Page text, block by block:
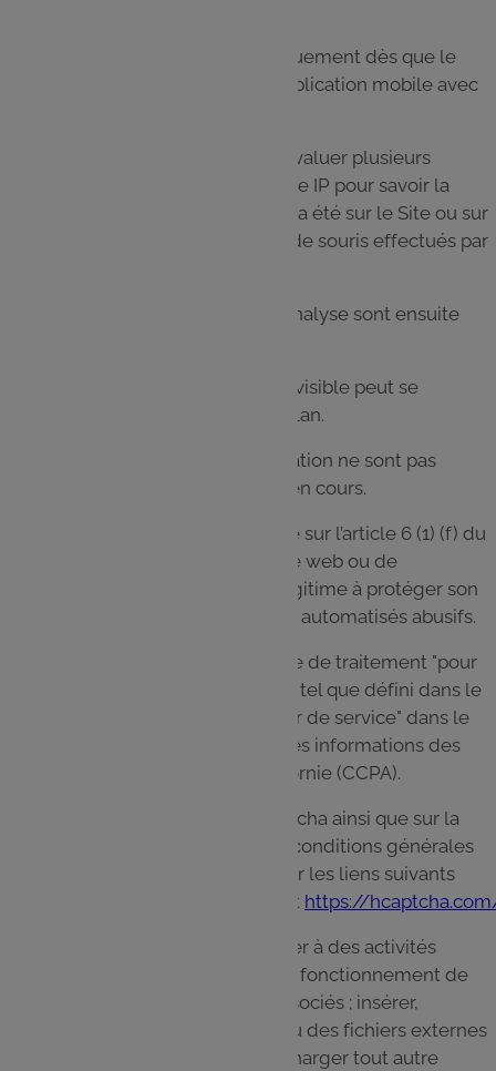
Cette analyse démarre automatiquement dès que le
visiteur entre sur le Site ou sur l’application mobile avec
Pour cette analyse, hCaptcha va évaluer plusieurs
informations (par exemple l’adresse IP pour savoir la
durée pendant laquelle le visiteur a été sur le Site ou sur
l’application ou des mouvements de souris effectués par
Les données collectées lors de l’analyse sont ensuite
L’analyse du hCaptcha en mode invisible peut se
dérouler entièrement en arrière-plan.
Les visiteurs du Site ou de l’application ne sont pas
informés qu’une telle analyse est en cours.
Le traitement des données repose sur l’article 6 (1) (f) du
RGPD (DGSVO) : l’exploitant du site web ou de
l’application mobile a un intérêt légitime à protéger son
site contre l’exploration et le spam automatisés abusifs.
IMI agit en qualité de "Responsable de traitement "pour
le compte de ses consommateurs tel que défini dans le
RGPD et en qualité de "Fournisseur de service" dans le
cadre de la Loi sur la protection des informations des
consommateurs de l’État de Californie (CCPA).
Pour plus d’informations sur hCaptcha ainsi que sur la
politique de confidentialité et les conditions générales
d’utilisation d’IMI, veuillez consulter les liens suivants
et https://
Vous acceptez de ne pas vous livrer à des activités
pouvant interférer ou nuire au bon fonctionnement de
notre Site ou des Services tiers associés ; insérer,
télécharger ou joindre des liens ou des fichiers externes
malveillants ou inconnus ou télécharger tout autre